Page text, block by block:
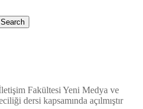
Fakültesi Yeni Medya ve
dersi kapsamında açılmıştır